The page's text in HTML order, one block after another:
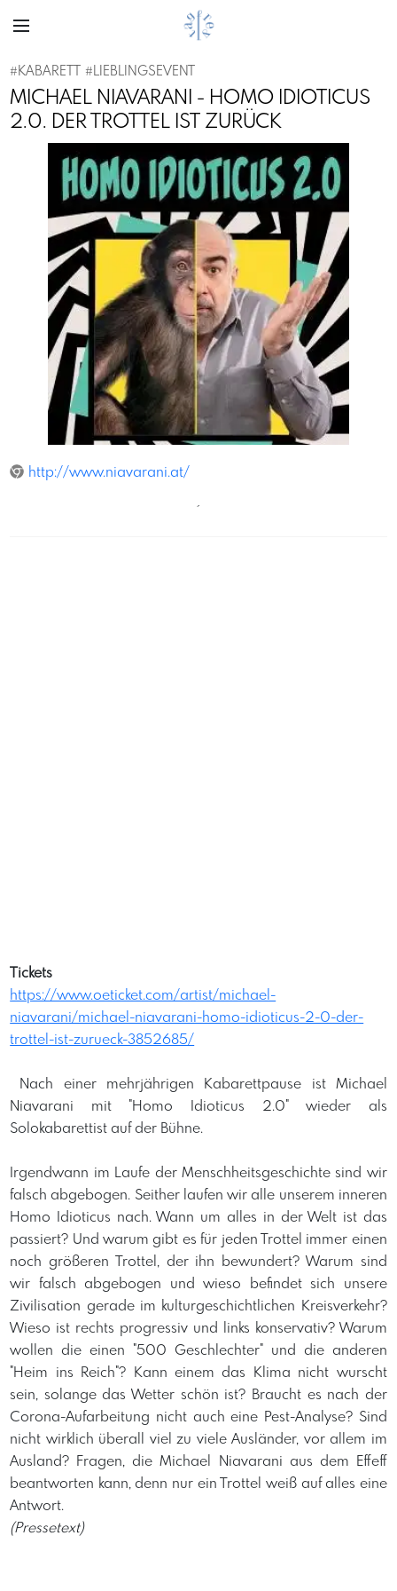
#KABARETT #LIEBLINGSEVENT
MICHAEL NIAVARANI - HOMO IDIOTICUS
2.0. DER TROTTEL IST ZURÜCK
Previous Next
http://www.niavarani.at/
´
Tickets
https://www.oeticket.com/artist/michael-
niavarani/michael-niavarani-homo-idioticus-2-0-der-
trottel-ist-zurueck-3852685/
​ Nach einer mehrjährigen Kabarettpause ist Michael
Niavarani mit "Homo Idioticus 2.0" wieder als
Solokabarettist auf der Bühne. ​
​Irgendwann im Laufe der Menschheitsgeschichte sind wir
falsch abgebogen. Seither laufen wir alle unserem inneren
Homo Idioticus nach. Wann um alles in der Welt ist das
passiert? Und warum gibt es für jeden Trottel immer einen
noch größeren Trottel, der ihn bewundert? Warum sind
wir falsch abgebogen und wieso befindet sich unsere
Zivilisation gerade im kulturgeschichtlichen Kreisverkehr?
Wieso ist rechts progressiv und links konservativ? Warum
wollen die einen "500 Geschlechter" und die anderen
"Heim ins Reich"? Kann einem das Klima nicht wurscht
sein, solange das Wetter schön ist? Braucht es nach der
Corona-Aufarbeitung nicht auch eine Pest-Analyse? Sind
nicht wirklich überall viel zu viele Ausländer, vor allem im
Ausland? Fragen, die Michael Niavarani aus dem Effeff
beantworten kann, denn nur ein Trottel weiß auf alles eine
Antwort.
(Pressetext)